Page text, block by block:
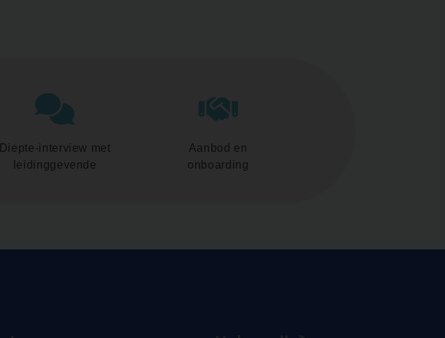
Diepte-interview met
leidinggevende
Aanbod en
onboarding